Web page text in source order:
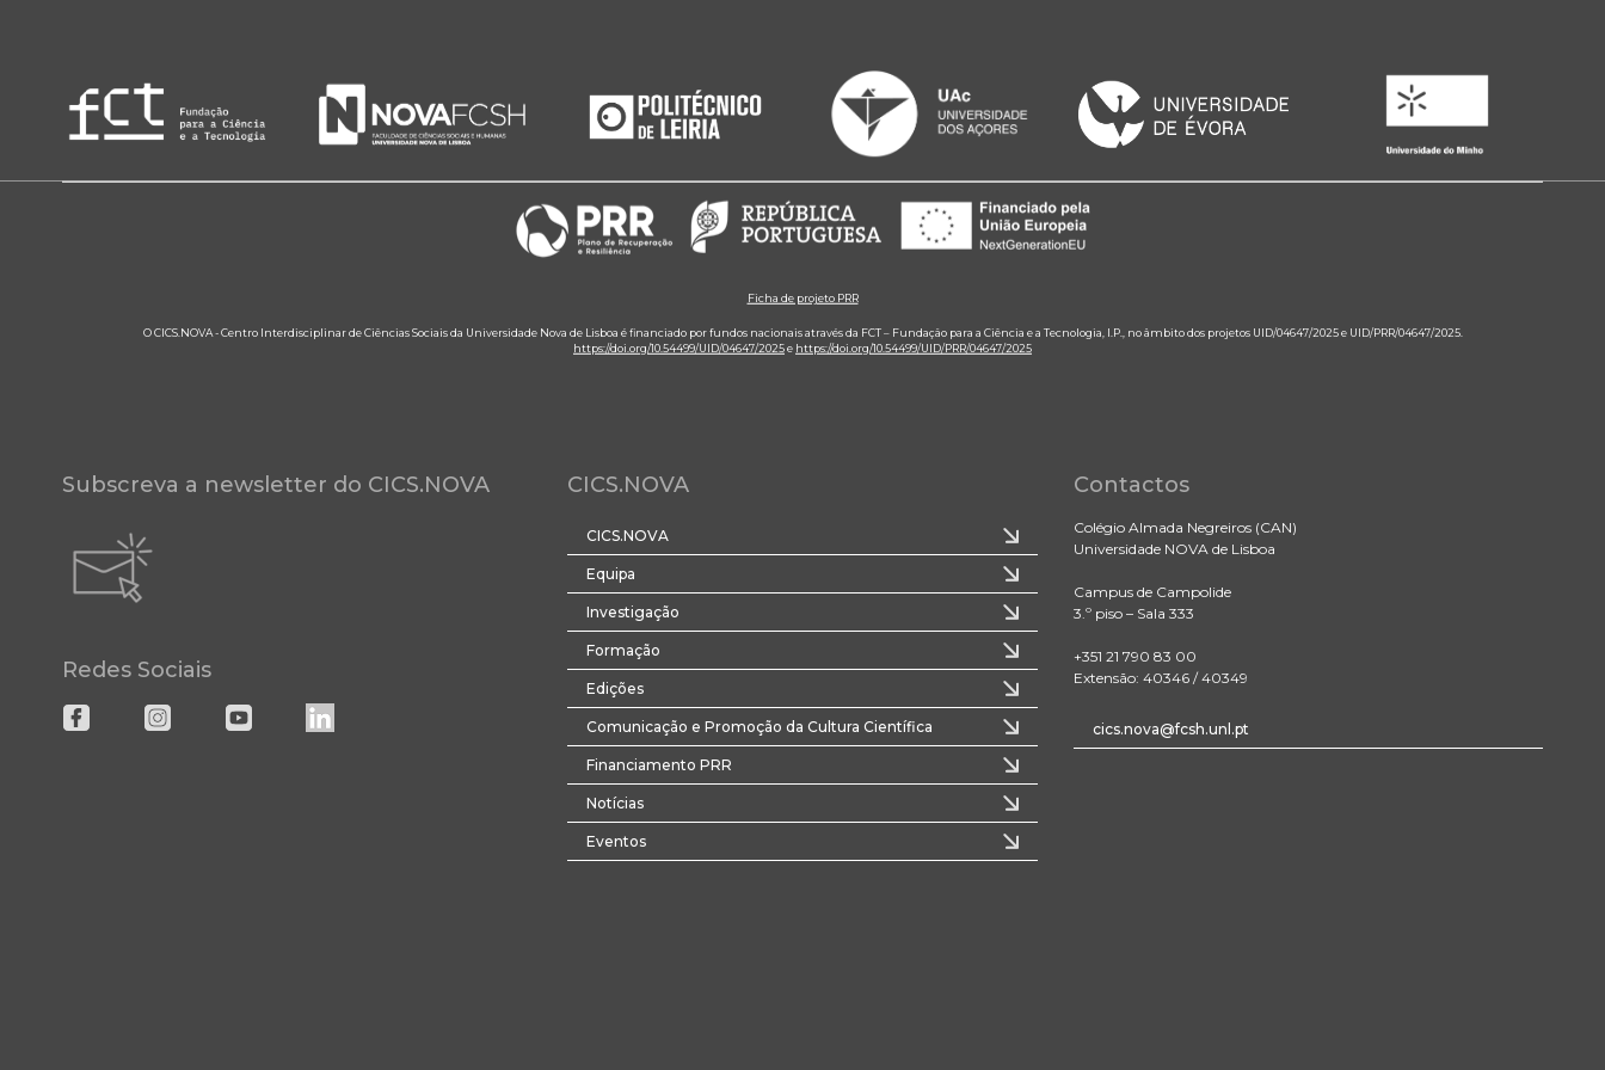
Ficha de projeto PRR
O CICS.NOVA - Centro Interdisciplinar de Ciências Sociais da Universidade Nova de Lisboa é financiado por fundos nacionais através da FCT – Fundação para a Ciência e a Tecnologia, I.P., no âmbito dos projetos UID/04647/2025 e UID/PRR/04647/2025.
https://doi.org/10.54499/UID/04647/2025e https://doi.org/10.54499/UID/PRR/04647/2025
Subscreva a newsletter do CICS.NOVA
Redes Sociais
CICS.NOVA
CICS.NOVA
Equipa
Investigação
Formação
Edições
Comunicação e Promoção da Cultura Científica
Financiamento PRR
Notícias
Eventos
Contactos
Colégio Almada Negreiros (CAN)
Universidade NOVA de Lisboa
Campus de Campolide
3.º piso – Sala 333
+351 21 790 83 00
Extensão: 40346 / 40349
cics.nova@fcsh.unl.pt